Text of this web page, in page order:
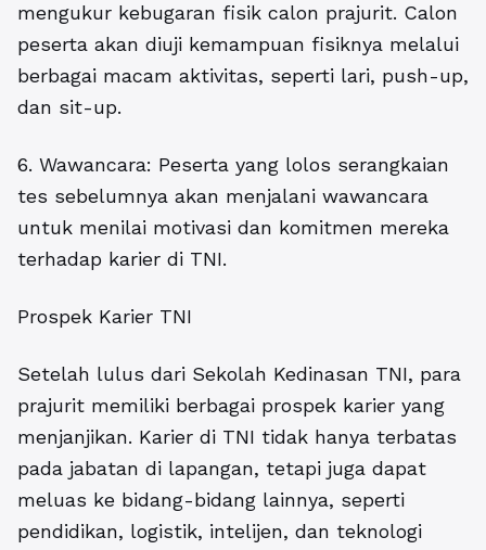
mengukur kebugaran fisik calon prajurit. Calon
peserta akan diuji kemampuan fisiknya melalui
berbagai macam aktivitas, seperti lari, push-up,
dan sit-up.
6. Wawancara: Peserta yang lolos serangkaian
tes sebelumnya akan menjalani wawancara
untuk menilai motivasi dan komitmen mereka
terhadap karier di TNI.
Prospek Karier TNI
Setelah lulus dari Sekolah Kedinasan TNI, para
prajurit memiliki berbagai prospek karier yang
menjanjikan. Karier di TNI tidak hanya terbatas
pada jabatan di lapangan, tetapi juga dapat
meluas ke bidang-bidang lainnya, seperti
pendidikan, logistik, intelijen, dan teknologi